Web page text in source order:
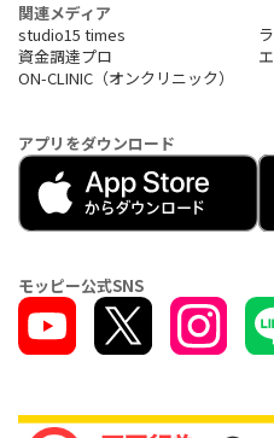
関連メディア
studio15 times
資金調達プロ
ON-CLINIC（オンクリニック）
アプリをダウンロード
モッピー公式SNS